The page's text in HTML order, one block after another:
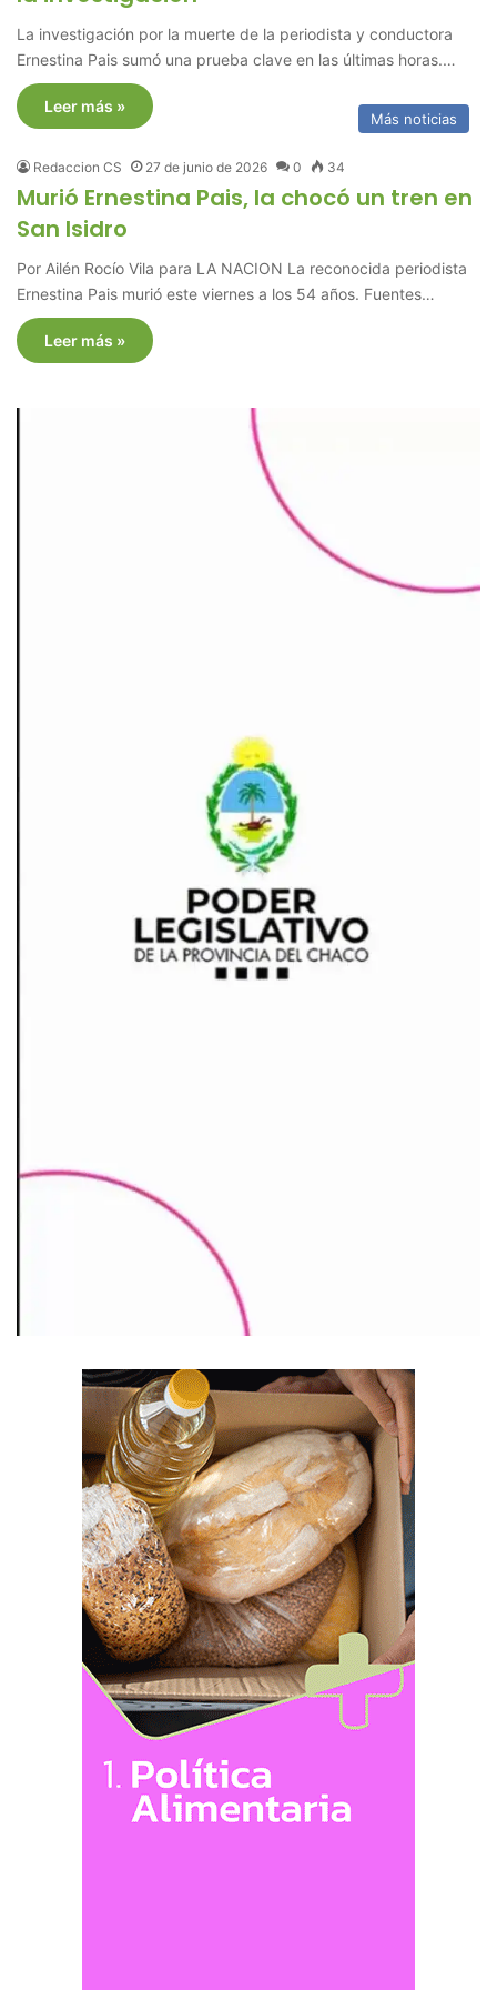
La investigación por la muerte de la periodista y conductora
Ernestina Pais sumó una prueba clave en las últimas horas.…
Leer más »
Más noticias
Redaccion CS 27 de junio de 2026 0 34
Murió Ernestina Pais, la chocó un tren en
San Isidro
Por Ailén Rocío Vila para LA NACION La reconocida periodista
Ernestina Pais murió este viernes a los 54 años. Fuentes…
Leer más »